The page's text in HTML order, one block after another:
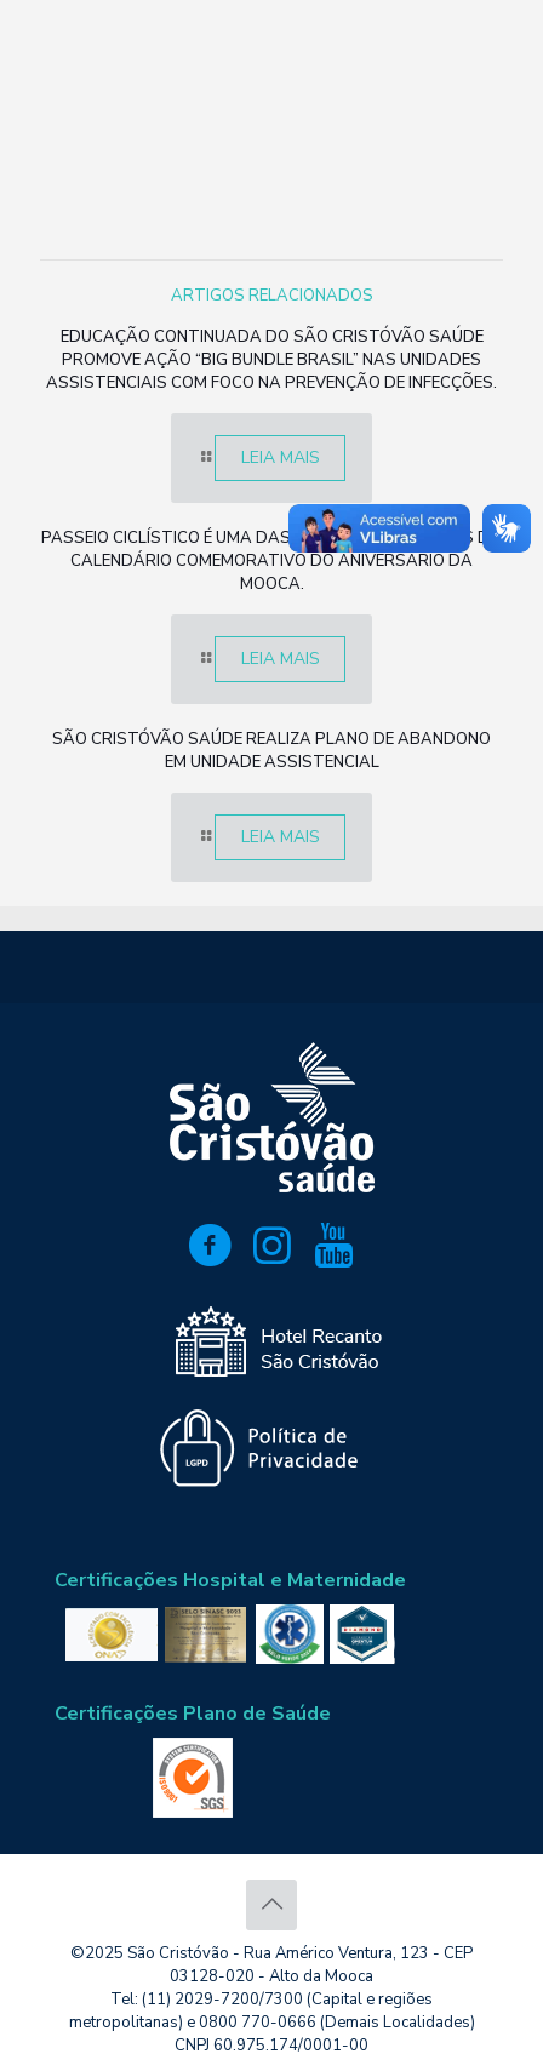
ARTIGOS RELACIONADOS
EDUCAÇÃO CONTINUADA DO SÃO CRISTÓVÃO SAÚDE
PROMOVE AÇÃO “BIG BUNDLE BRASIL” NAS UNIDADES
ASSISTENCIAIS COM FOCO NA PREVENÇÃO DE INFECÇÕES.
LEIA MAIS
PASSEIO CICLÍSTICO É UMA DAS PRINCIPAIS ATRAÇÕES DO
CALENDÁRIO COMEMORATIVO DO ANIVERSÁRIO DA
MOOCA.
LEIA MAIS
SÃO CRISTÓVÃO SAÚDE REALIZA PLANO DE ABANDONO
EM UNIDADE ASSISTENCIAL
LEIA MAIS
Certificações Hospital e Maternidade
Certificações Plano de Saúde
©2025 São Cristóvão - Rua Américo Ventura, 123 - CEP
03128-020 - Alto da Mooca
Tel: (11) 2029-7200/7300 (Capital e regiões
metropolitanas) e 0800 770-0666 (Demais Localidades)
CNPJ 60.975.174/0001-00